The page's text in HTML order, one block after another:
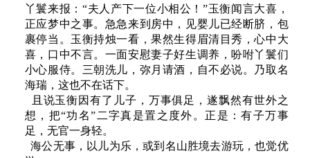
丫鬟来报：“夫人产下一位小相公！”玉衡闻言大喜，
正应梦中之事。急急来到房中，见婴儿已经断脐，包
裹停当。玉衡持烛一看，果然生得眉清目秀，心中大
喜，口中不言。一面安慰妻子好生调养，吩咐丫鬟们
小心服侍。三朝洗儿，弥月请酒，自不必说。乃取名
海瑞，这也不在话下。
且说玉衡因有了儿子，万事俱足，遂飘然有世外之
想，把“功名”二字真是置之度外。正是：有子万事
足，无官一身轻。
海公无事，以儿为乐，或到名山胜境去游玩，也觉优